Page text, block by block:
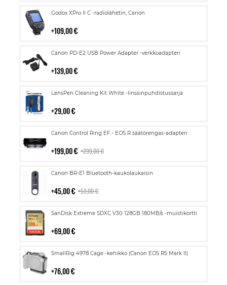
Godox XPro II C -radiolähetin, Canon
109,00 €
Lisää
Canon PD-E2 USB Power Adapter -verkkoadapteri
139,00 €
Lisää
LensPen Cleaning Kit White -linssinpuhdistussarja
29,00 €
Lisää
Canon Control Ring EF - EOS R säätörengas-adapteri
199,00 € 299,00 €
Lisää
Canon BR-E1 Bluetooth-kaukolaukaisin
45,00 € 59,00 €
Lisää
SanDisk Extreme SDXC V30 128GB 180MB/s -muistikortti
69,00 €
Lisää
SmallRig 4978 Cage -kehikko (Canon EOS R5 Mark II)
76,00 €
Lisää